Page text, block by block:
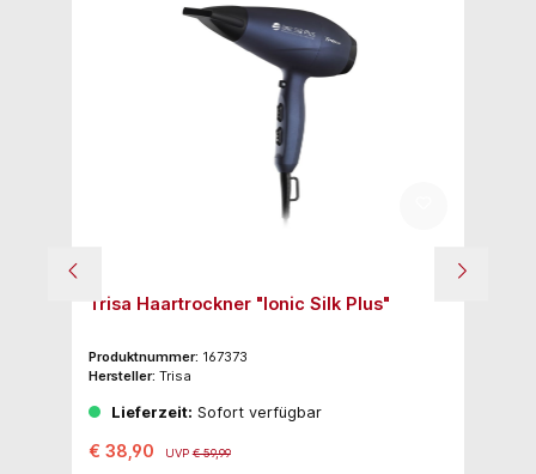
Trisa Haartrockner "Ionic Silk Plus"
Produktnummer: 167373
Hersteller: Trisa
Lieferzeit: Sofort verfügbar
€ 38,90 UVP€ 59,99